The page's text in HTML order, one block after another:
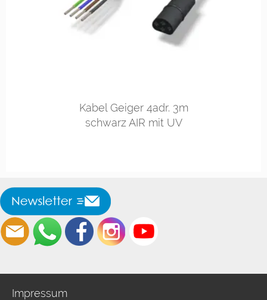
Kabel Geiger 4adr. 3m
schwarz AIR mit UV
Impressum